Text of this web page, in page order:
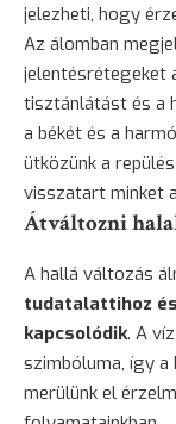
jelezheti, hogy
Az álomban
jelentésrétegeket
tisztánlátást és a
a békét és a
ütközünk a
visszatart minket
Átváltozni
A hallá változás
tudatalattihoz
kapcsolódik. A
szimbóluma, így
merülünk el